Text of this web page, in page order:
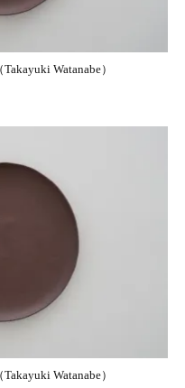
Watanabe）
Watanabe）